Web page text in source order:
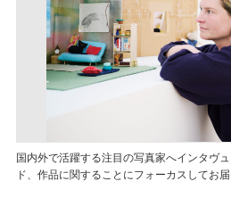
国内外で活躍する注目の写真家へインタヴ
ド、作品に関することにフォーカスしてお届